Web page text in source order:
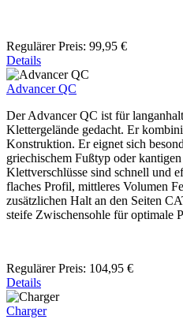
Regulärer Preis: 99,95 €
Details
Advancer QC
Der Advancer QC ist für
Klettergelände gedacht. Er
Konstruktion. Er eignet sich
griechischem Fußtyp oder
Klettverschlüsse sind schnell und
flaches Profil, mittleres Volumen
zusätzlichen Halt an den Seiten
steife Zwischensohle für optimale
Regulärer Preis: 104,95 €
Details
Charger